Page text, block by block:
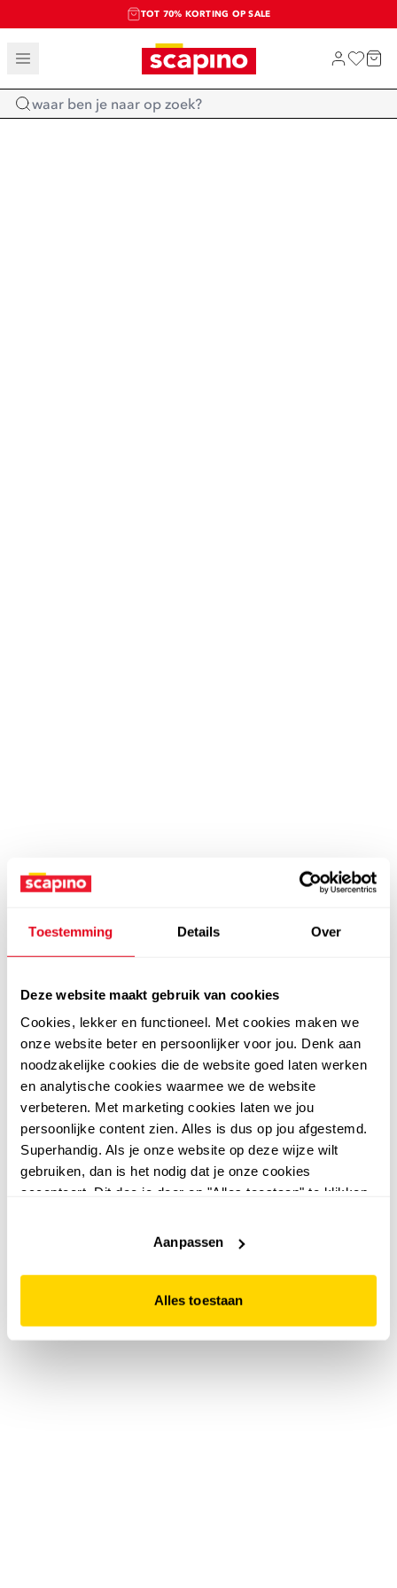
Toestemming Details Over
Deze website maakt gebruik van cookies
Cookies, lekker en functioneel. Met cookies maken we
onze website beter en persoonlijker voor jou. Denk aan
noodzakelijke cookies die de website goed laten werken
en analytische cookies waarmee we de website
verbeteren. Met marketing cookies laten we jou
persoonlijke content zien. Alles is dus op jou afgestemd.
Superhandig. Als je onze website op deze wijze wilt
gebruiken, dan is het nodig dat je onze cookies
accepteert. Dit doe je door op "Alles toestaan" te klikken.
website niet optimaal functioneert.
Aanpassen
Alles toestaan
TOT 70% KORTING OP SALE
SALE: LAATSTE KANS!
SHOP NIEUW
Home